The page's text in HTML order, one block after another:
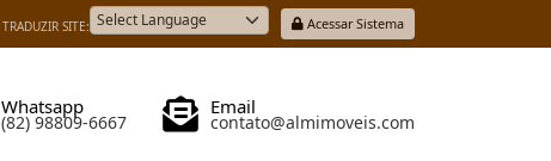
Acessar Sistema
TRADUZIR SITE:
Email
contato@almimoveis.com
Whatsapp
(82) 98809-6667